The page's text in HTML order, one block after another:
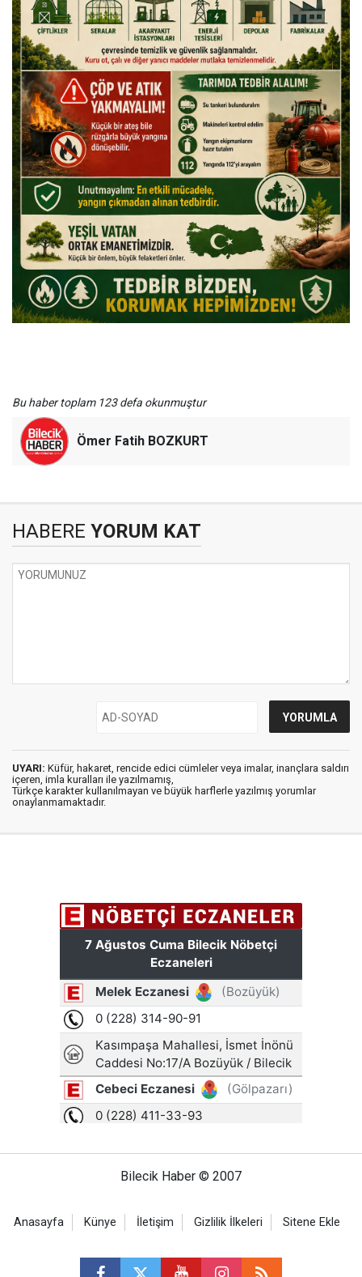
Bu haber toplam 123 defa okunmuştur
Ömer Fatih BOZKURT
HABERE YORUM KAT
UYARI: Küfür, hakaret, rencide edici cümleler veya imalar, inançlara saldırı
içeren, imla kuralları ile yazılmamış,
Türkçe karakter kullanılmayan ve büyük harflerle yazılmış yorumlar
onaylanmamaktadır.
Bilecik Haber © 2007
Anasayfa Künye İletişim Gizlilik İlkeleri Sitene Ekle